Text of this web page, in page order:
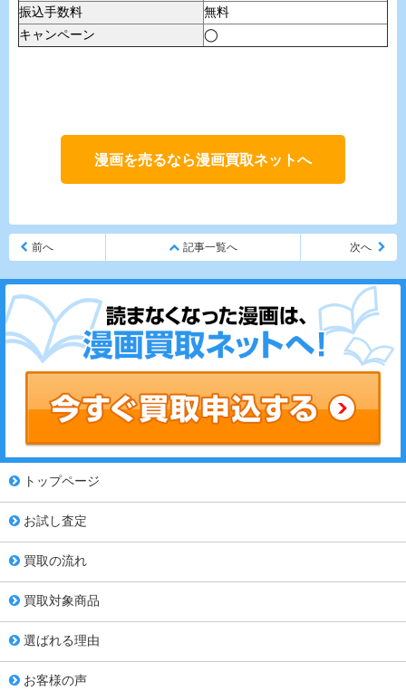
振込手数料
無料
キャンペーン
◯
漫画を売るなら漫画買取ネットへ
前へ 記事一覧へ 次へ
トップページ
お試し査定
買取の流れ
買取対象商品
選ばれる理由
お客様の声